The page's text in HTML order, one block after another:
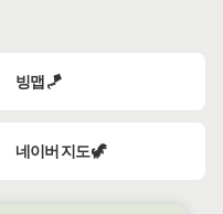
빙맵 🪁
네이버 지도 🦖